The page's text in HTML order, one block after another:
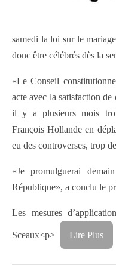
samedi la loi sur le
donc être célébrés dès la
«Le Conseil
acte avec la satisfaction de
il y a plusieurs mois
François Hollande en
eu des controverses, trop
«Je promulguerai
République», a conclu le
Les mesures
Sceaux<p> Lire Plus